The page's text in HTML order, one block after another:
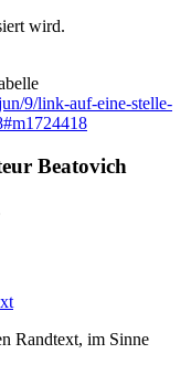
wird.
9/link-auf-eine-stelle-
Beatovich
Randtext, im Sinne